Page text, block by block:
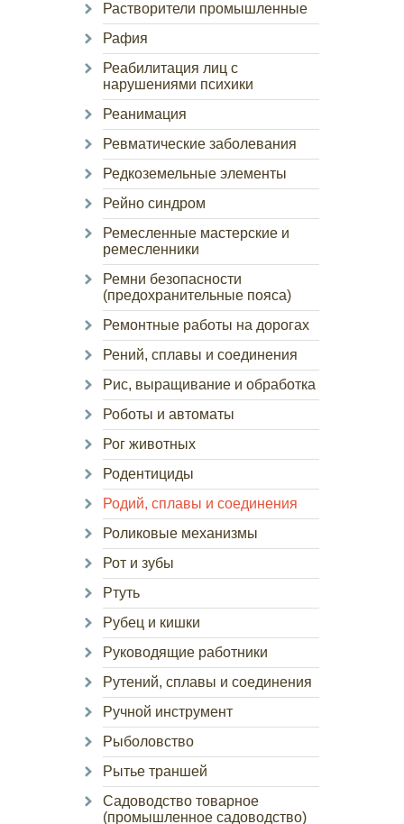
Растворители промышленные
Рафия
Реабилитация лиц с
нарушениями психики
Реанимация
Ревматические заболевания
Редкоземельные элементы
Рейно синдром
Ремесленные мастерские и
ремесленники
Ремни безопасности
(предохранительные пояса)
Ремонтные работы на дорогах
Рений, сплавы и соединения
Рис, выращивание и обработка
Роботы и автоматы
Рог животных
Родентициды
Родий, сплавы и соединения
Роликовые механизмы
Рот и зубы
Ртуть
Рубец и кишки
Руководящие работники
Рутений, сплавы и соединения
Ручной инструмент
Рыболовство
Рытье траншей
Садоводство товарное
(промышленное садоводство)